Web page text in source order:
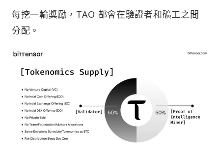
每挖一輪獎勵，TAO 都會在驗證者和礦工之間
分配。